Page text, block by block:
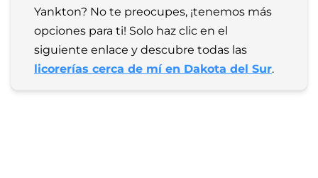
Yankton? No te preocupes, ¡tenemos más
opciones para ti! Solo haz clic en el
licorerías cerca de mí en Dakota del Sur.